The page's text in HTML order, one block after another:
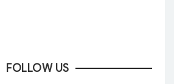
FOLLOW US